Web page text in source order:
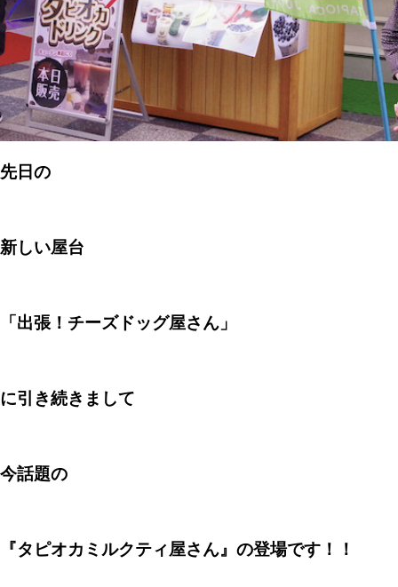
先日の
新しい屋台
「出張！チーズドッグ屋さん」
に引き続きまして
今話題の
『タピオカミルクティ屋さん』の登場です！！